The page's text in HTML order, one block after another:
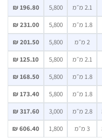
5,800
196.80 ₪
5,800
231.00 ₪
5,800
201.50 ₪
5,800
125.10 ₪
5,800
168.50 ₪
5,800
173.40 ₪
3,000
317.60 ₪
1,800
606.40 ₪